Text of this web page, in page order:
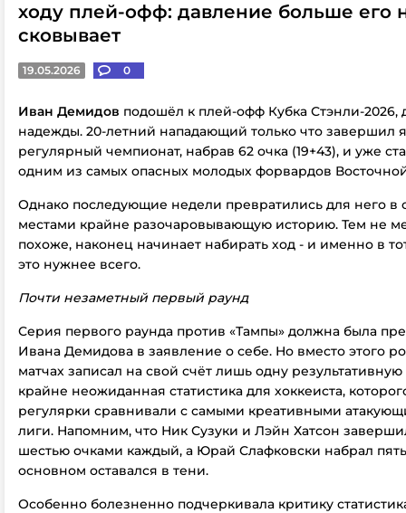
ходу плей-офф: давление больше его
сковывает
19.05.2026 0
Иван Демидов подошёл к плей-офф Кубка Стэнли-2026,
надежды. 20-летний нападающий только что завершил
регулярный чемпионат, набрав 62 очка (19+43), и уже
одним из самых опасных молодых форвардов
Однако последующие недели превратились для него в
местами крайне разочаровывающую историю. Тем не
похоже, наконец начинает набирать ход - и именно в
это нужнее всего.
Почти незаметный первый раунд
Серия первого раунда против «Тампы» должна была
Ивана Демидова в заявление о себе. Но вместо этого
матчах записал на свой счёт лишь одну
крайне неожиданная статистика для хоккеиста,
регулярки сравнивали с самыми креативными
лиги. Напомним, что Ник Сузуки и Лэйн Хатсон
шестью очками каждый, а Юрай Слафковски набрал
основном оставался в тени.
Особенно болезненно подчеркивала критику